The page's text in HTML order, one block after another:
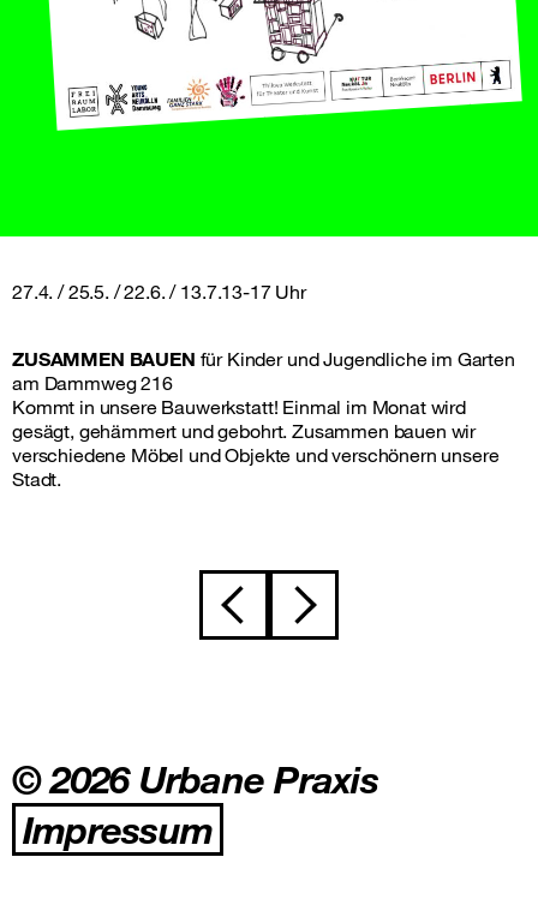
27.4. / 25.5. / 22.6. / 13.7.13-17 Uhr
ZUSAMMEN BAUEN für Kinder und Jugendliche im Garten
am Dammweg 216
Kommt in unsere Bauwerkstatt! Einmal im Monat wird
gesägt, gehämmert und gebohrt. Zusammen bauen wir
verschiedene Möbel und Objekte und verschönern unsere
Stadt.
Beitragsnavigation
© 2026 Urbane Praxis
Impressum